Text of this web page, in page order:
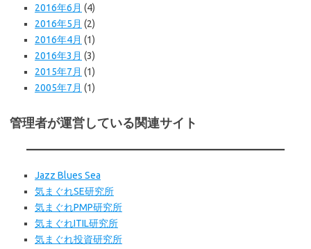
2016年6月 (4)
2016年5月 (2)
2016年4月 (1)
2016年3月 (3)
2015年7月 (1)
2005年7月 (1)
管理者が運営している関連サイト
Jazz Blues Sea
気まぐれSE研究所
気まぐれPMP研究所
気まぐれITIL研究所
気まぐれ投資研究所